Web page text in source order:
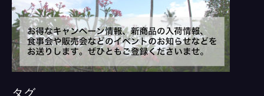
タグ